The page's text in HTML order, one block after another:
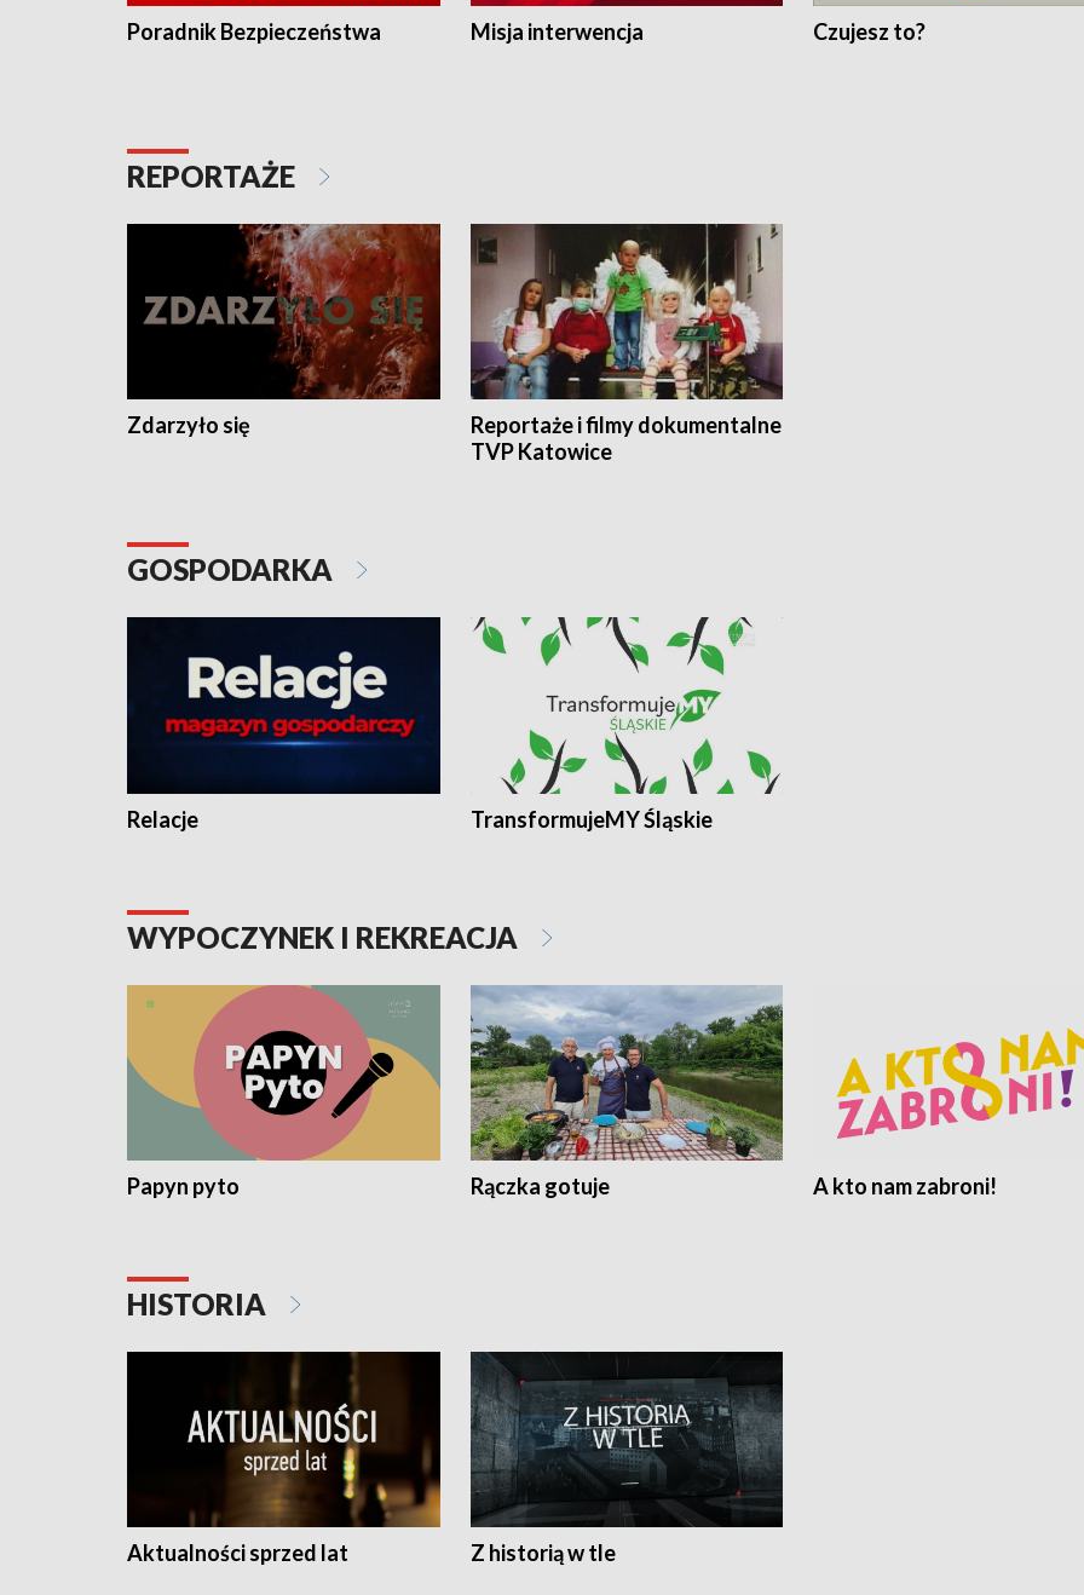
Poradnik Bezpieczeństwa Misja interwencja Czujesz to?
REPORTAŻE
Zdarzyło się
Reportaże i filmy dokumentalne
TVP Katowice
GOSPODARKA
Relacje TransformujeMY Śląskie
WYPOCZYNEK I REKREACJA
Papyn pyto Rączka gotuje A kto nam zabroni!
HISTORIA
Aktualności sprzed lat Z historią w tle